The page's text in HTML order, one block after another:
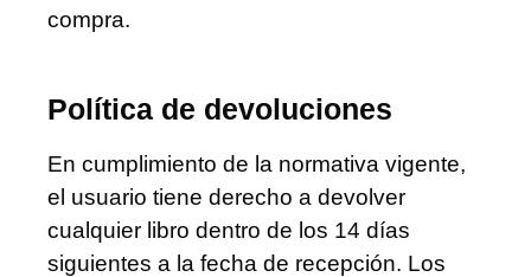
compra.
Política de devoluciones
En cumplimiento de la normativa vigente,
el usuario tiene derecho a devolver
cualquier libro dentro de los 14 días
siguientes a la fecha de recepción. Los